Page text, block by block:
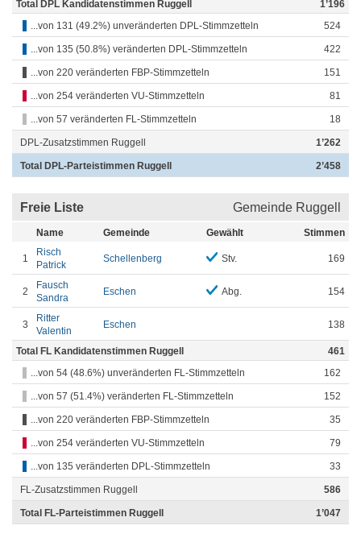
Total DPL Kandidatenstimmen Ruggell
1’196
...von 131 (49.2%) unveränderten DPL-Stimmzetteln
524
...von 135 (50.8%) veränderten DPL-Stimmzetteln 422
...von 220 veränderten FBP-Stimmzetteln 151
...von 254 veränderten VU-Stimmzetteln 81
...von 57 veränderten FL-Stimmzetteln 18
DPL-Zusatzstimmen Ruggell 1’262
Total DPL-Parteistimmen Ruggell 2’458
Freie Liste Gemeinde Ruggell
Name Gemeinde Gewählt Stimmen
1
Risch
Patrick
Schellenberg Stv. 169
2
Fausch
Sandra
Eschen Abg. 154
3
Ritter
Valentin
Eschen 138
Total FL Kandidatenstimmen Ruggell
461
...von 54 (48.6%) unveränderten FL-Stimmzetteln
162
...von 57 (51.4%) veränderten FL-Stimmzetteln 152
...von 220 veränderten FBP-Stimmzetteln 35
...von 254 veränderten VU-Stimmzetteln 79
...von 135 veränderten DPL-Stimmzetteln 33
FL-Zusatzstimmen Ruggell 586
Total FL-Parteistimmen Ruggell 1’047